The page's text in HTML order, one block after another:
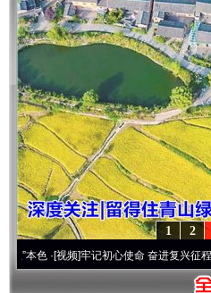
2
1
频]牢记初心使命 奋进复兴征程丨宝塔山